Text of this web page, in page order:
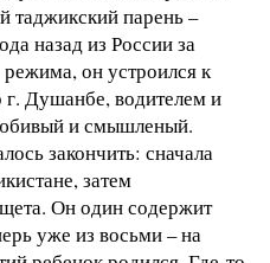
таджикский парень –
назад из России за
он устроился к
Душанбе, водителем и
и смышленый.
закончить: сначала
затем
Он один содержит
уже из восьми – на